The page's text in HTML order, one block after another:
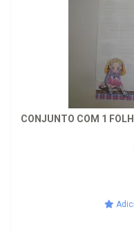
CONJUNTO COM 1